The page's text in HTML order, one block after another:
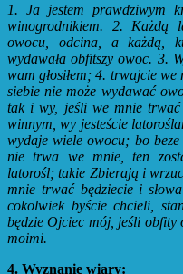
1. Ja jestem prawdziwym
winogrodnikiem. 2. Każdą
owocu, odcina, a każdą,
wydawała obfitszy owoc. 3.
wam głosiłem; 4. trwajcie
siebie nie może wydawać
tak i wy, jeśli we mnie trwać
winnym, wy jesteście
wydaje wiele owocu; bo
nie trwa we mnie, ten
latorośl; takie Zbierają i
mnie trwać będziecie i
cokolwiek byście chcieli,
będzie Ojciec mój, jeśli obfity
moimi.
4. Wyznanie wiary: